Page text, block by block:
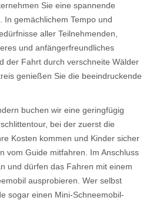
Sie eine spannende
In gemächlichem Tempo und
aller Teilnehmenden,
und anfängerfreundliches
der Fahrt durch verschneite Wälder
genießen Sie die beeindruckende
buchen wir eine geringfügig
bei der zuerst die
Kosten kommen und Kinder sicher
vom Guide mitfahren. Im Anschluss
und dürfen das Fahren mit einem
ausprobieren. Wer selbst
sogar einen Mini-Schneemobil-